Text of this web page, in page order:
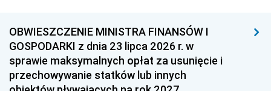
OBWIESZCZENIE MINISTRA FINANSÓW I
GOSPODARKI z dnia 23 lipca 2026 r. w
sprawie maksymalnych opłat za usunięcie i
przechowywanie statków lub innych